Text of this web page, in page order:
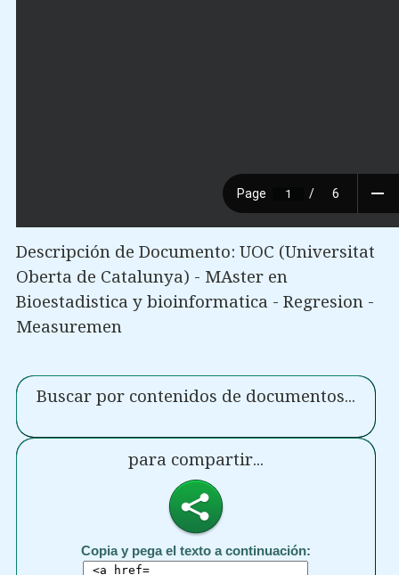
Descripción de Documento: UOC (Universitat
Oberta de Catalunya) - MAster en
Bioestadistica y bioinformatica - Regresion -
Measuremen
Buscar por contenidos de documentos...
para compartir...
Copia y pega el texto a continuación: